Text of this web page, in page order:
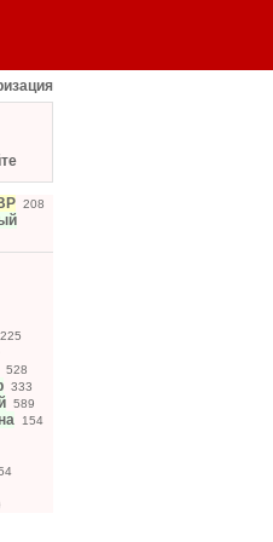
208
225
528
333
589
154